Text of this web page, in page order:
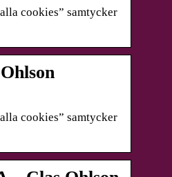
cookies” samtycker
cookies” samtycker